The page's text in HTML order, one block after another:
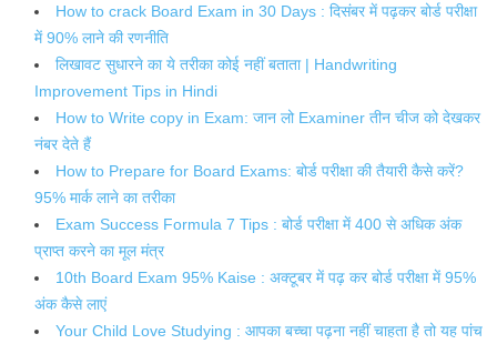
How to crack Board Exam in 30 Days : दिसंबर में पढ़कर बोर्ड परीक्षा
में 90% लाने की रणनीति
लिखावट सुधारने का ये तरीका कोई नहीं बताता | Handwriting
Improvement Tips in Hindi
How to Write copy in Exam: जान लो Examiner तीन चीज को देखकर
नंबर देते हैं
How to Prepare for Board Exams: बोर्ड परीक्षा की तैयारी कैसे करें?
95% मार्क लाने का तरीका
Exam Success Formula 7 Tips : बोर्ड परीक्षा में 400 से अधिक अंक
प्राप्त करने का मूल मंत्र
10th Board Exam 95% Kaise : अक्टूबर में पढ़ कर बोर्ड परीक्षा में 95%
अंक कैसे लाएं
Your Child Love Studying : आपका बच्चा पढ़ना नहीं चाहता है तो यह पांच